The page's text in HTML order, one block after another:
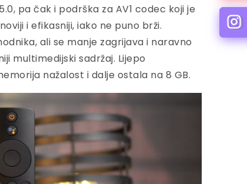
pa čak i podrška za AV1 codec koji je
i efikasniji, iako ne puno brži.
ali se manje zagrijava i naravno
multimedijski sadržaj. Lijepo
nažalost i dalje ostala na 8 GB.